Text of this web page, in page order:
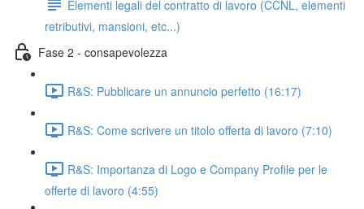
Elementi legali del contratto di lavoro (CCNL, elementi
retributivi, mansioni, etc...)
Fase 2 - consapevolezza
R&S: Pubblicare un annuncio perfetto (16:17)
R&S: Come scrivere un titolo offerta di lavoro (7:10)
R&S: Importanza di Logo e Company Profile per le
offerte di lavoro (4:55)